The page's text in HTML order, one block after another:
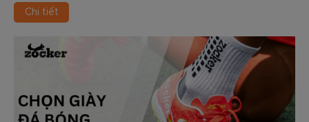
Chi tiết